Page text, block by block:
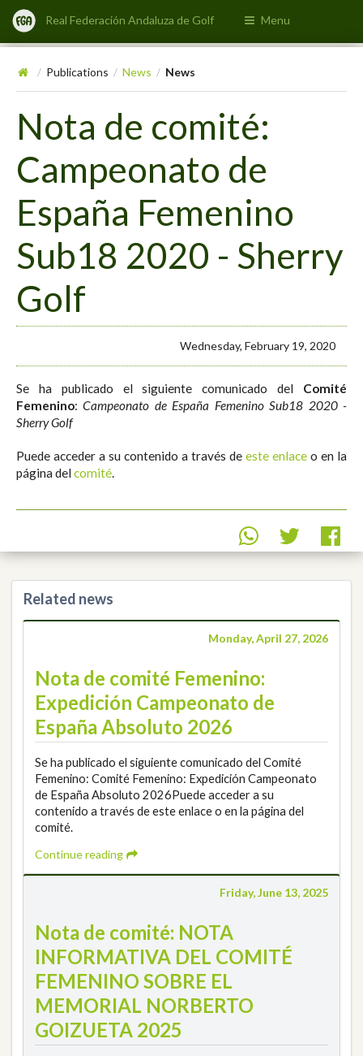
Real Federación Andaluza de Golf Menu
/ Publications / News / News
Nota de comité:
Campeonato de
España Femenino
Sub18 2020 - Sherry
Golf
Wednesday, February 19, 2020
Se ha publicado el siguiente comunicado del Comité
Femenino:Campeonato de España Femenino Sub18 2020 -
Sherry Golf
Puede acceder a su contenido a través de este enlace o en la
página delcomité
Related news
Monday, April 27, 2026
Nota de comité Femenino:
Expedición Campeonato de
España Absoluto 2026
Se ha publicado el siguiente comunicado del Comité
Femenino: Comité Femenino: Expedición Campeonato
de España Absoluto 2026Puede acceder a su
contenido a través de este enlace o en la página del
comité.
Continue reading
Friday, June 13, 2025
Nota de comité: NOTA
INFORMATIVA DEL COMITÉ
FEMENINO SOBRE EL
MEMORIAL NORBERTO
GOIZUETA 2025